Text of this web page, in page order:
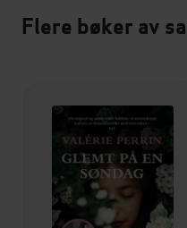
Flere bøker av